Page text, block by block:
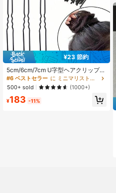
¥23 節約
5cm/6cm/7cm U字型ヘアクリップ、
黒色インビジブルお団子ヘアクリッ
プ、メイクアップ固定お団子ヘアス
タイルに適した黒色U字型ヘアピン
#6 ベストセラー
に ミニマリストストリートウェアをテーマにした 女性のヘアアクセサリー
500+ sold
(1000+)
¥183 -11%